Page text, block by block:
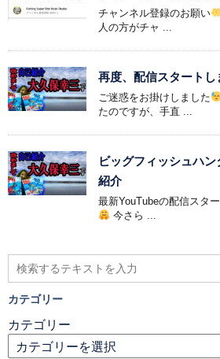
チャンネル登録のお願い
人の方がチャ ...
再度、配信スタートし
ご迷惑をお掛けしました
たのですが、手直 ...
ビッグフィッシュハ
紹介
最新YouTubeの配信スタ
今さら ...
カテゴリー
カテゴリー